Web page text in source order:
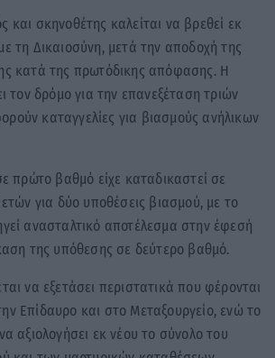
και σκηνοθέτης καλείται να βρεθεί εκ
τη Δικαιοσύνη, μετά την αποδοχή της
κατά της πρωτόδικης απόφασης. Η
τον δρόμο για την επανεξέταση τριών
καταγγελίες για βιασμούς ανήλικων
πρώτο βαθμό είχε καταδικαστεί σε
ετών για δύο υποθέσεις βιασμού, με το
ανασταλτικό αποτέλεσμα στην έφεσή
της υπόθεσης σε δεύτερο βαθμό.
να εξετάσει περιστατικά που φέρονται
Επίδαυρο και στο Μεταξουργείο, ενώ το
αξιολογήσει εκ νέου το σύνολο του